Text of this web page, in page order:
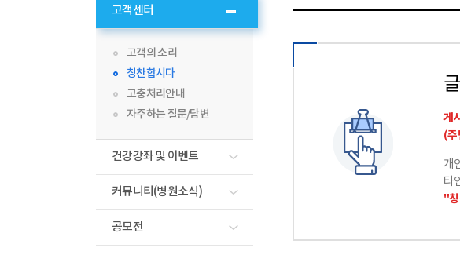
고객센터
고객의 소리
칭찬합시다
고충처리안내
자주하는 질문/답변
건강강좌 및 이벤트
커뮤니티(병원소식)
공모전
게
(주
개
타
"칭